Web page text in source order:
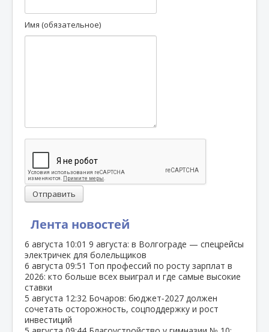
Лента новостей
6 августа 10:01 9 августа: в Волгограде — спецрейсы
электричек для болельщиков
6 августа 09:51 Топ профессий по росту зарплат в
2026: кто больше всех выиграл и где самые высокие
ставки
5 августа 12:32 Бочаров: бюджет‑2027 должен
сочетать осторожность, соцподдержку и рост
инвестиций
Имя (обязательное)
Отправить